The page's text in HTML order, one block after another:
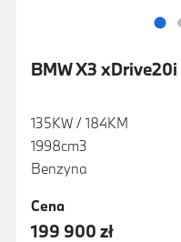
BMW X3 xDrive20i
135KW / 184KM
1998cm3
Benzyna
Cena
199 900 zł